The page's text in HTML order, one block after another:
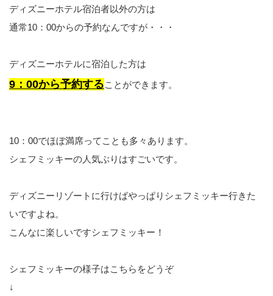
ディズニーホテル宿泊者以外の方は
通常10：00からの予約なんですが・・・
ディズニーホテルに宿泊した方は
9：00から予約することができます。
10：00でほぼ満席ってことも多々あります。
シェフミッキーの人気ぶりはすごいです。
ディズニーリゾートに行けばやっぱりシェフミッキー行きた
いですよね。
こんなに楽しいですシェフミッキー！
シェフミッキーの様子はこちらをどうぞ
↓